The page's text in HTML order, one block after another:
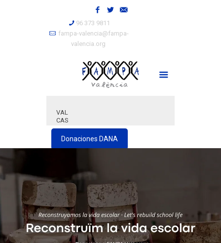
96 373 9811
fampa-valencia@fampa-
valencia.org
VAL
CAS
Donaciones DANA